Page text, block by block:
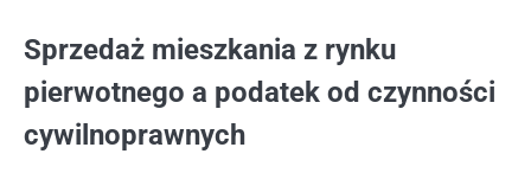
Sprzedaż mieszkania z rynku
pierwotnego a podatek od czynności
cywilnoprawnych